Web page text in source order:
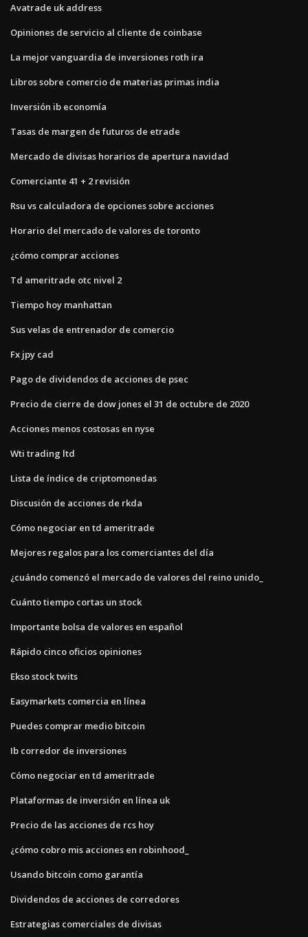
Avatrade uk address
Opiniones de servicio al cliente de coinbase
La mejor vanguardia de inversiones roth ira
Libros sobre comercio de materias primas india
Inversión ib economía
Tasas de margen de futuros de etrade
Mercado de divisas horarios de apertura navidad
Comerciante 41 + 2 revisión
Rsu vs calculadora de opciones sobre acciones
Horario del mercado de valores de toronto
¿cómo comprar acciones
Td ameritrade otc nivel 2
Tiempo hoy manhattan
Sus velas de entrenador de comercio
Fx jpy cad
Pago de dividendos de acciones de psec
Precio de cierre de dow jones el 31 de octubre de 2020
Acciones menos costosas en nyse
Wti trading ltd
Lista de índice de criptomonedas
Discusión de acciones de rkda
Cómo negociar en td ameritrade
Mejores regalos para los comerciantes del día
¿cuándo comenzó el mercado de valores del reino unido_
Cuánto tiempo cortas un stock
Importante bolsa de valores en español
Rápido cinco oficios opiniones
Ekso stock twits
Easymarkets comercia en línea
Puedes comprar medio bitcoin
Ib corredor de inversiones
Cómo negociar en td ameritrade
Plataformas de inversión en línea uk
Precio de las acciones de rcs hoy
¿cómo cobro mis acciones en robinhood_
Usando bitcoin como garantía
Dividendos de acciones de corredores
Estrategias comerciales de divisas